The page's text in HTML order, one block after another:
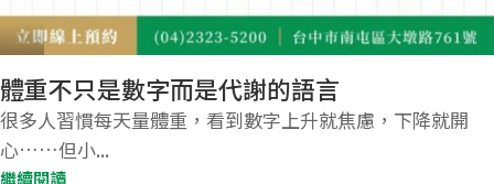
體重不只是數字而是代謝的語言
很多人習慣每天量體重，看到數字上升就焦慮，下降就開
心……但小...
繼續閱讀